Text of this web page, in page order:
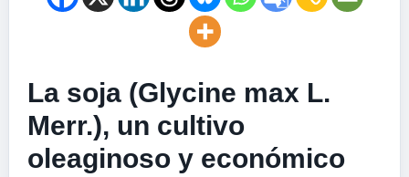
La soja (Glycine max L.
Merr.), un cultivo
oleaginoso y económico